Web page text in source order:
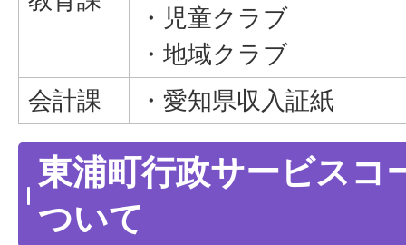
・児童クラブ
・地域クラブ
会計課
・愛知県収入証紙
東浦町行政サービスコ
ついて